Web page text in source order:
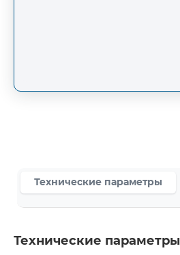
Технические параметры
Технические параметры